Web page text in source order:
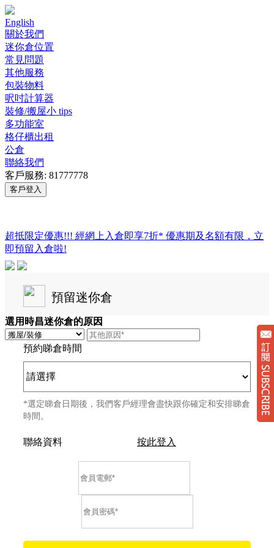
English
關於我們
迷你倉位置
常見問題
其他服務
包裝物料
呎吋計算器
裝修/搬屋小 tips
多功能室
格仔櫃出租
公倉
聯絡我們
客戶服務: 81777778
客戶登入
超抵限定優惠!!! 經網上入倉即享7折* 優惠期及名額有限，立
即預留入倉啦!
預留迷你倉
選用時昌迷你倉的原因
預約睇倉時間
*選定睇倉日期後，我們客戶經理會盡快跟你確定和安排睇倉
時間。
聯絡資料 按此登入